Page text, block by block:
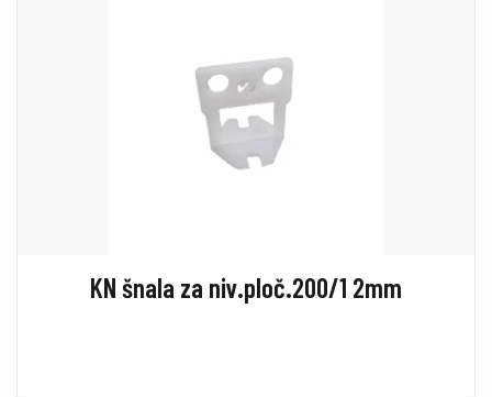
KN šnala za niv.ploč.200/1 2mm